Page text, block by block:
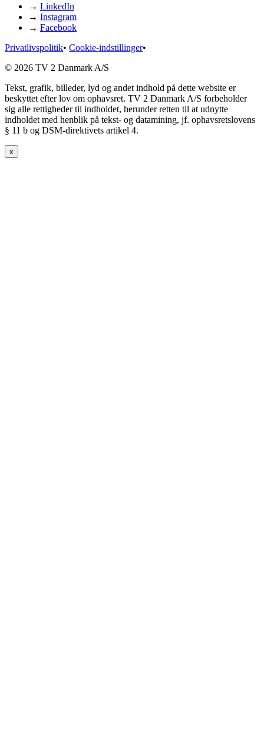
→ LinkedIn
→ Instagram
→ Facebook
Privatlivspolitik• Cookie-indstillinger•
© 2026 TV 2 Danmark A/S
Tekst, grafik, billeder, lyd og andet indhold på dette website er
beskyttet efter lov om ophavsret. TV 2 Danmark A/S forbeholder
sig alle rettigheder til indholdet, herunder retten til at udnytte
indholdet med henblik på tekst- og datamining, jf. ophavsretslovens
§ 11 b og DSM-direktivets artikel 4.
x